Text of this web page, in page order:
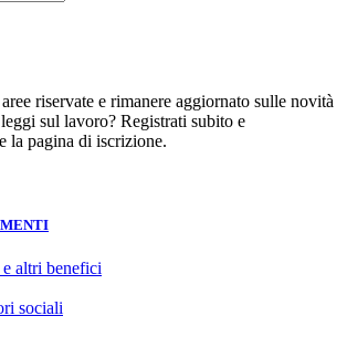
riservate e rimanere aggiornato sulle novità
sul lavoro? Registrati subito e
la pagina di iscrizione.
altri benefici
sociali